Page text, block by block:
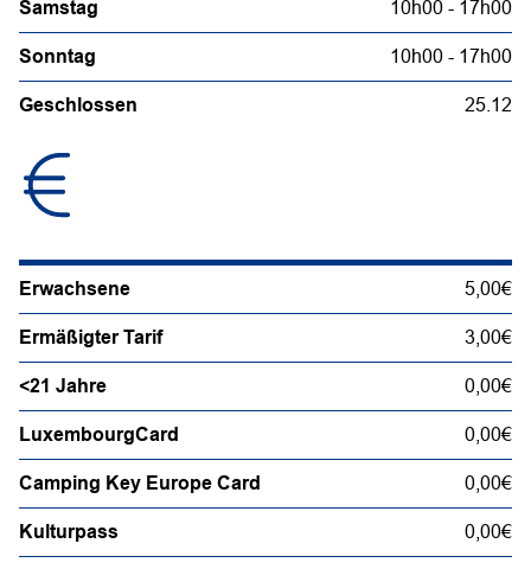
Samstag 10h00 - 17h00
Sonntag 10h00 - 17h00
Geschlossen 25.12
Erwachsene 5,00€
Ermäßigter Tarif 3,00€
<21 Jahre 0,00€
LuxembourgCard 0,00€
Camping Key Europe Card 0,00€
Kulturpass 0,00€